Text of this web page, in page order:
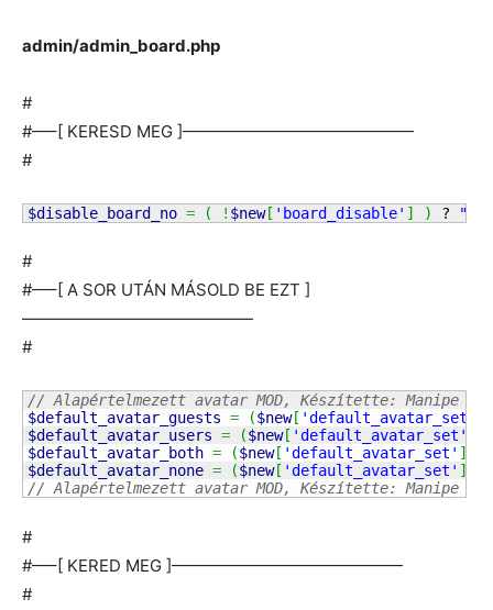
admin/admin_board.php
#
#—–[ KERESD MEG ]——————————————
#
$disable_board_no = ( ! $new[ 'board_disable' ] ) ?
#
#—–[ A SOR UTÁN MÁSOLD BE EZT ]
——————————————
#
// Alapértelmezett avatar MOD, Készítette: Manipe
$default_avatar_guests = ($new[ 'default_avatar_set'
$default_avatar_users = ($new[ 'default_avatar_set'
$default_avatar_both = ($new[ 'default_avatar_set' ]
$default_avatar_none = ($new[ 'default_avatar_set' ]
// Alapértelmezett avatar MOD, Készítette: Manipe
#
#—–[ KERED MEG ]——————————————
#